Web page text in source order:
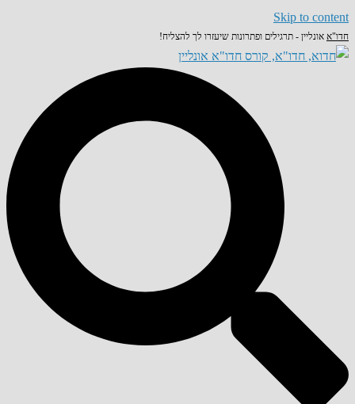
Skip to content
חדו"א אונליין - תרגילים ופתרונות שיעזרו לך להצליח!